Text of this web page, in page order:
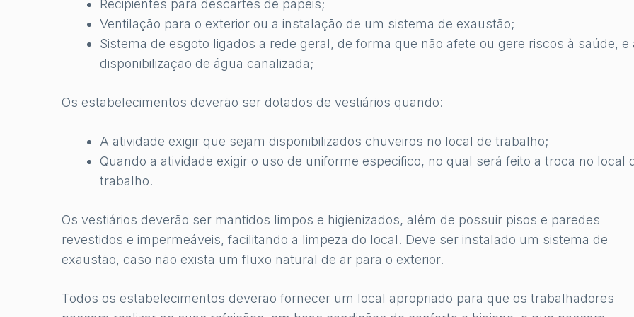
Recipientes para descartes de papeis;
Ventilação para o exterior ou a instalação de um sistema de exaustão;
Sistema de esgoto ligados a rede geral, de forma que não afete ou gere riscos à saúde, e
disponibilização de água canalizada;
Os estabelecimentos deverão ser dotados de vestiários quando:
A atividade exigir que sejam disponibilizados chuveiros no local de trabalho;
Quando a atividade exigir o uso de uniforme especifico, no qual será feito a troca no local
trabalho.
Os vestiários deverão ser mantidos limpos e higienizados, além de possuir pisos e paredes
revestidos e impermeáveis, facilitando a limpeza do local. Deve ser instalado um sistema de
exaustão, caso não exista um fluxo natural de ar para o exterior.
Todos os estabelecimentos deverão fornecer um local apropriado para que os trabalhadores